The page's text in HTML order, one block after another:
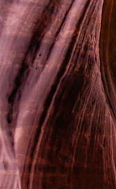
WEBマ